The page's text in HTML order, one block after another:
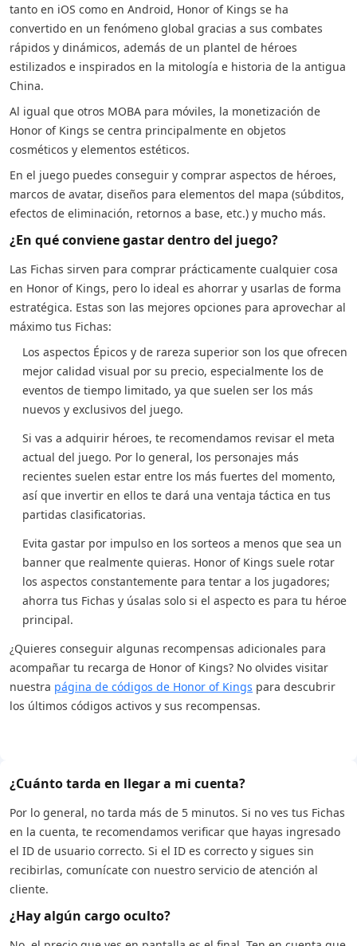
tanto en iOS como en Android, Honor of Kings se ha
convertido en un fenómeno global gracias a sus combates
rápidos y dinámicos, además de un plantel de héroes
estilizados e inspirados en la mitología e historia de la antigua
China.
Al igual que otros MOBA para móviles, la monetización de
Honor of Kings se centra principalmente en objetos
cosméticos y elementos estéticos.
En el juego puedes conseguir y comprar aspectos de héroes,
marcos de avatar, diseños para elementos del mapa (súbditos,
efectos de eliminación, retornos a base, etc.) y mucho más.
¿En qué conviene gastar dentro del juego?
Las Fichas sirven para comprar prácticamente cualquier cosa
en Honor of Kings, pero lo ideal es ahorrar y usarlas de forma
estratégica. Estas son las mejores opciones para aprovechar al
máximo tus Fichas:
Los aspectos Épicos y de rareza superior son los que ofrecen
mejor calidad visual por su precio, especialmente los de
eventos de tiempo limitado, ya que suelen ser los más
nuevos y exclusivos del juego.
Si vas a adquirir héroes, te recomendamos revisar el meta
actual del juego. Por lo general, los personajes más
recientes suelen estar entre los más fuertes del momento,
así que invertir en ellos te dará una ventaja táctica en tus
partidas clasificatorias.
Evita gastar por impulso en los sorteos a menos que sea un
banner que realmente quieras. Honor of Kings suele rotar
los aspectos constantemente para tentar a los jugadores;
ahorra tus Fichas y úsalas solo si el aspecto es para tu héroe
principal.
¿Quieres conseguir algunas recompensas adicionales para
acompañar tu recarga de Honor of Kings? No olvides visitar
nuestra página de códigos de Honor of Kings para descubrir
los últimos códigos activos y sus recompensas.
¿Cuánto tarda en llegar a mi cuenta?
Por lo general, no tarda más de 5 minutos. Si no ves tus Fichas
en la cuenta, te recomendamos verificar que hayas ingresado
el ID de usuario correcto. Si el ID es correcto y sigues sin
recibirlas, comunícate con nuestro servicio de atención al
cliente.
¿Hay algún cargo oculto?